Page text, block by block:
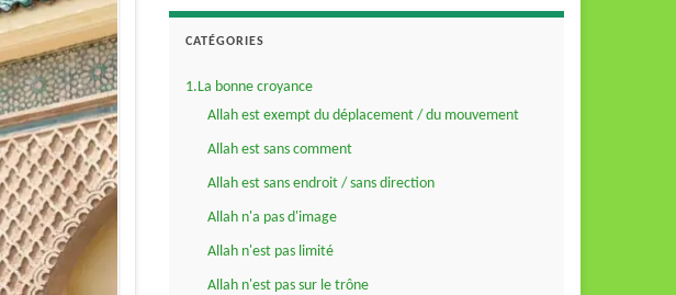
CATÉGORIES
1.La bonne croyance
Allah est exempt du déplacement / du mouvement
Allah est sans comment
Allah est sans endroit / sans direction
Allah n'a pas d'image
Allah n'est pas limité
Allah n'est pas sur le trône